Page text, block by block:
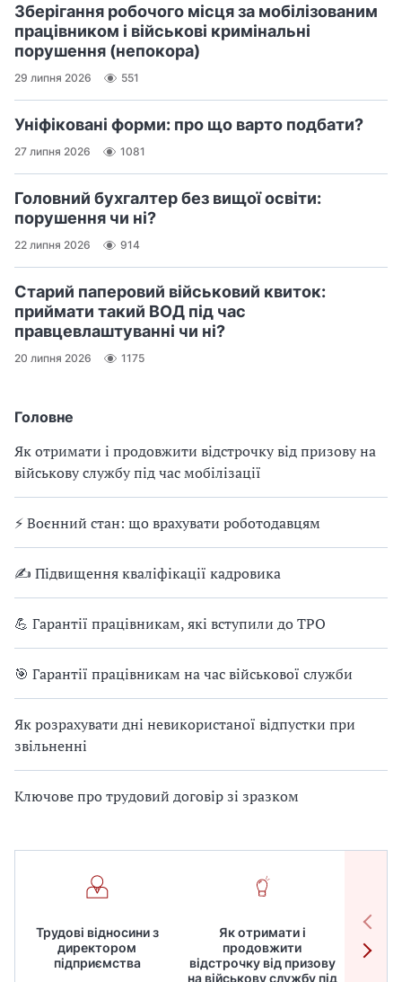
Головне
Як отримати і продовжити відстрочку від призову на
військову службу під час мобілізації
⚡ Воєнний стан: що врахувати роботодавцям
✍ Підвищення кваліфікації кадровика
💪 Гарантії працівникам, які вступили до ТРО
🎯 Гарантії працівникам на час військової служби
Як розрахувати дні невикористаної відпустки при
звільненні
Ключове про трудовий договір зі зразком
Трудові відносини з
директором
підприємства
Як отримати і
продовжити
відстрочку від призову
на військову службу під
Зберігання робочого місця за мобілізованим
працівником і військові кримінальні
порушення (непокора)
29 липня 2026 551
Уніфіковані форми: про що варто подбати?
27 липня 2026 1081
Головний бухгалтер без вищої освіти:
порушення чи ні?
22 липня 2026 914
Старий паперовий військовий квиток:
приймати такий ВОД під час
правцевлаштуванні чи ні?
20 липня 2026 1175